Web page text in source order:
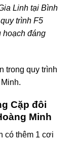
Linh tại Bình
trình F5
hoạch đáng
trong quy trình
Cặp đôi
Minh
có thêm 1 cơi